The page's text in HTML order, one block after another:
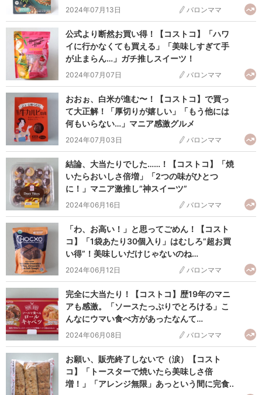
2024年07月13日 バロンママ
公式より断然お買い得！【コストコ】「ハワ
イに行かなくても買える」「美味しすぎて手
が止まらん…」ガチ推しスイーツ！
2024年07月07日 バロンママ
おおぉ、白米が進む〜！【コストコ】で買っ
て大正解！「厚切りが嬉しい」「もう他には
何もいらない…」マニア感激グルメ
2024年07月03日 バロンママ
結論、大当たりでした……！【コストコ】「焼
いたらおいしさ倍増」「2つの味がひとつ
に！」マニア激推し”神スイーツ”
2024年06月16日 バロンママ
「わ、お高い！」と思ってごめん！【コスト
コ】「1袋あたり30個入り」はむしろ”超お買
い得”！美味しいだけじゃないのね…
2024年06月12日 バロンママ
完全に大当たり！【コストコ】歴19年のマニ
アも感激。「ソースたっぷりでとろける」こ
んなにウマい食べ方があったなんて…
2024年06月08日 バロンママ
お願い、販売終了しないで（涙）【コスト
コ】「トースターで焼いたら美味しさ倍
増！」「アレンジ無限」あっという間に完食..